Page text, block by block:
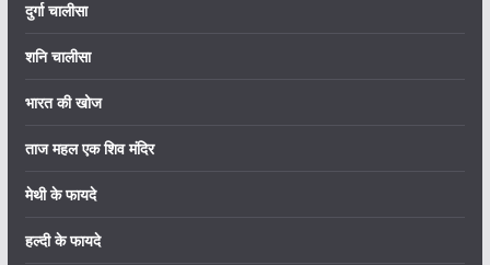
दुर्गा चालीसा
शनि चालीसा
भारत की खोज
ताज महल एक शिव मंदिर
मेथी के फायदे
हल्दी के फायदे